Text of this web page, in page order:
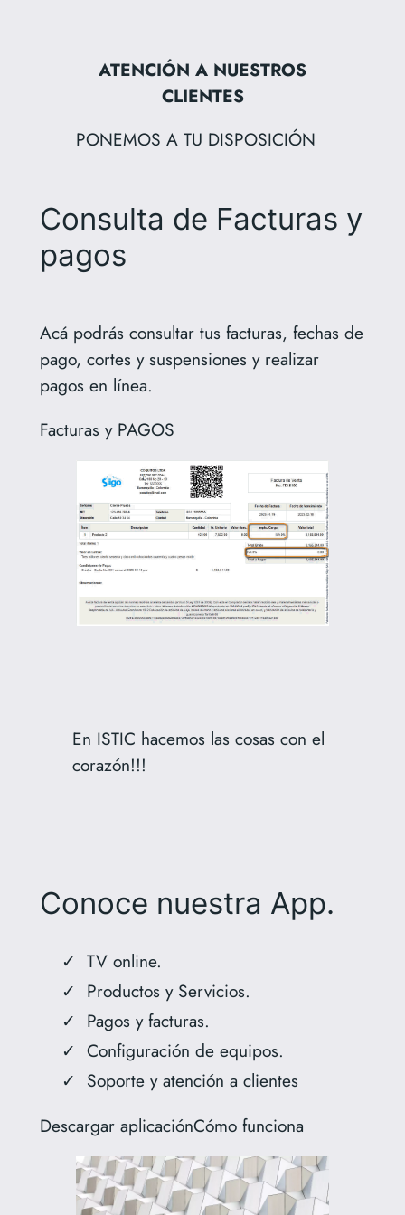
ATENCIÓN A NUESTROS
CLIENTES
PONEMOS A TU DISPOSICIÓN
Consulta de Facturas y
pagos
Acá podrás consultar tus facturas, fechas de
pago, cortes y suspensiones y realizar
pagos en línea.
Facturas y PAGOS
En ISTIC hacemos las cosas con el
corazón!!!
Conoce nuestra App.
TV online.
Productos y Servicios.
Pagos y facturas.
Configuración de equipos.
Soporte y atención a clientes
Descargar aplicaciónCómo funciona